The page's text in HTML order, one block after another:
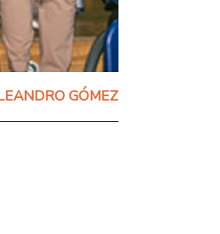
GÓMEZ